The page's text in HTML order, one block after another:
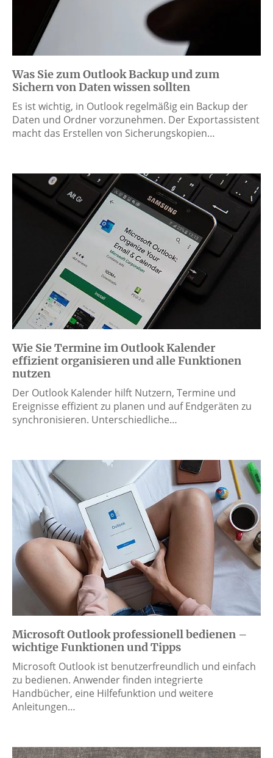
Was Sie zum Outlook Backup und zum
Sichern von Daten wissen sollten
Es ist wichtig, in Outlook regelmäßig ein Backup der
Daten und Ordner vorzunehmen. Der Exportassistent
macht das Erstellen von Sicherungskopien…
Wie Sie Termine im Outlook Kalender
effizient organisieren und alle Funktionen
nutzen
Der Outlook Kalender hilft Nutzern, Termine und
Ereignisse effizient zu planen und auf Endgeräten zu
synchronisieren. Unterschiedliche…
Microsoft Outlook professionell bedienen –
wichtige Funktionen und Tipps
Microsoft Outlook ist benutzerfreundlich und einfach
zu bedienen. Anwender finden integrierte
Handbücher, eine Hilfefunktion und weitere
Anleitungen…